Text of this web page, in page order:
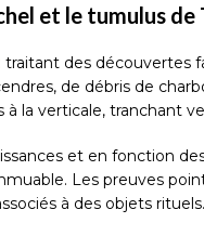
et le tumulus de
traitant des découvertes
de débris de
la verticale, tranchant
et en fonction
Les preuves
à des objets